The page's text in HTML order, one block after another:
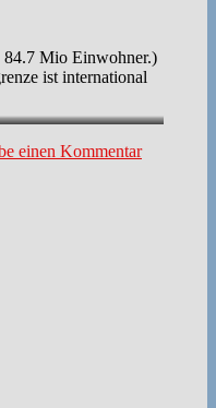
84.7 Mio Einwohner.)
ist international
einen Kommentarzu